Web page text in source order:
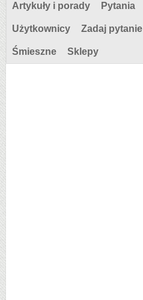
Artykuły i porady Pytania
Użytkownicy Zadaj pytanie
Śmieszne Sklepy